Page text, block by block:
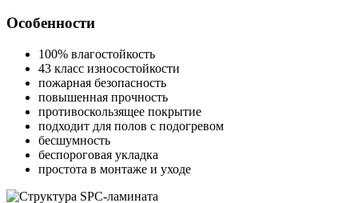
Особенности
100% влагостойкость
43 класс износостойкости
пожарная безопасность
повышенная прочность
противоскользящее покрытие
подходит для полов с подогревом
бесшумность
беспороговая укладка
простота в монтаже и уходе